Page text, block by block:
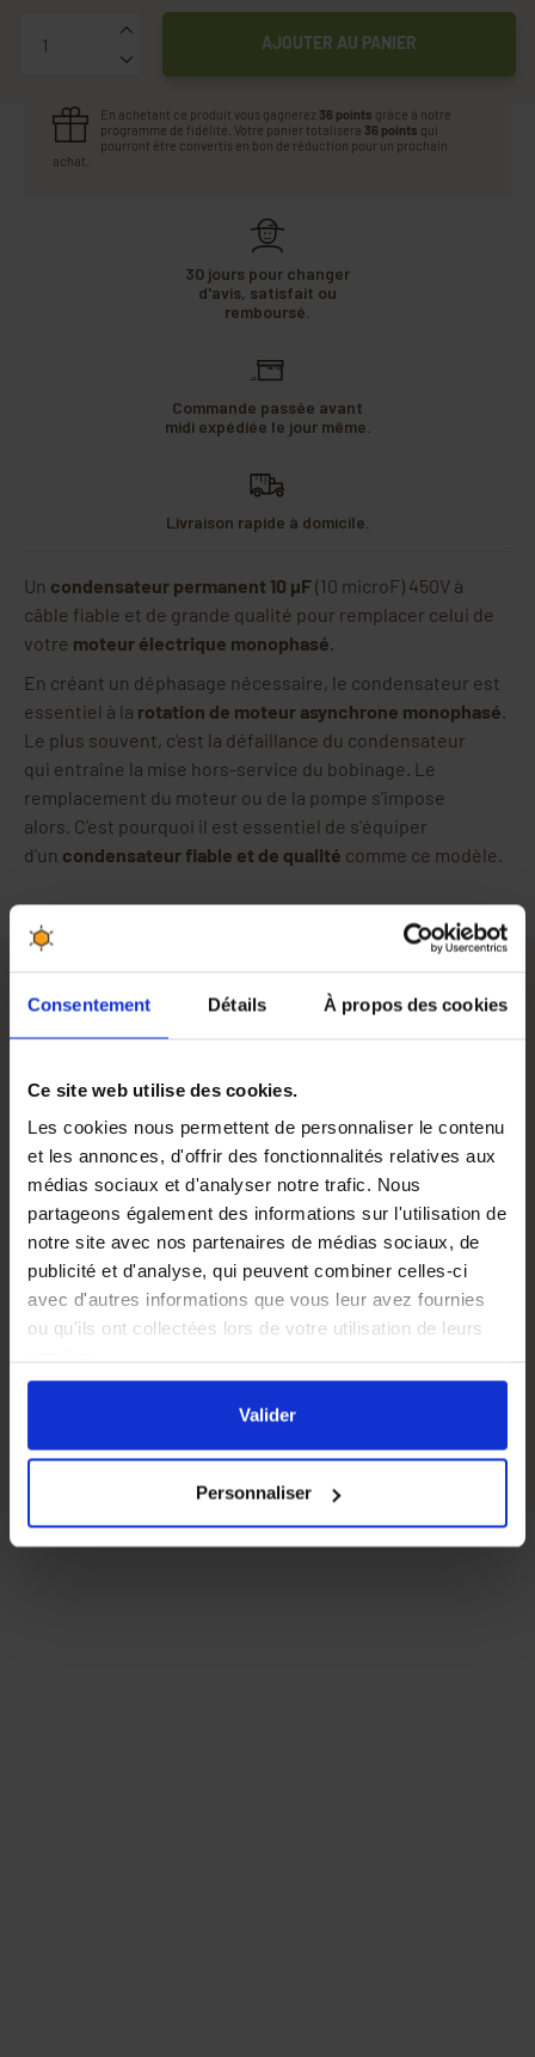
Consentement Détails À propos des cookies
Ce site web utilise des cookies.
Les cookies nous permettent de personnaliser le contenu
et les annonces, d'offrir des fonctionnalités relatives aux
médias sociaux et d'analyser notre trafic. Nous
partageons également des informations sur l'utilisation de
notre site avec nos partenaires de médias sociaux, de
publicité et d'analyse, qui peuvent combiner celles-ci
avec d'autres informations que vous leur avez fournies
ou qu'ils ont collectées lors de votre utilisation de leurs
En cliquant sur le boutonValidervous acceptez
l'ensemble des cookies de notre site ainsi que ceux de
nos partenaires. Vous pouvez également choisir les
Valider
Personnaliser
AJOUTER AU PANIER
En achetant ce produit vous gagnerez 36 points grâce à notre
programme de fidélité. Votre panier totalisera 36 points qui
pourront être convertis en bon de réduction pour un prochain
achat.
30 jours pour changer
d'avis, satisfait ou
remboursé.
Commande passée avant
midi expédiée le jour même.
Livraison rapide à domicile.
Un condensateur permanent 10 µF(10 microF) 450V à
câble fiable et de grande qualité pour remplacer celui de
votre moteur électrique monophasé.
En créant un déphasage nécessaire, le condensateur est
essentiel à la rotation de moteur asynchrone monophasé.
Le plus souvent, c'est la défaillance du condensateur
qui entraîne la mise hors-service du bobinage. Le
remplacement du moteur ou de la pompe s'impose
alors. C'est pourquoi il est essentiel de s'équiper
d'un condensateur fiable et de qualité comme ce modèle.
Capacité: 10 µF (10mF ou 10 microfarads)
Sorties câble longueur 250mm
Tension d’utilisation : 220V
Fréquence nominale : 50 / 60 Hz
Tolérance de capacité : +/- 5%
Température de travail : -25°C à +85°C
Norme de référence : EN 60252
Classe B : 10000 heures